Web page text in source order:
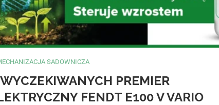
SADOWNICZA
PREMIER
FENDT E100 V VARIO